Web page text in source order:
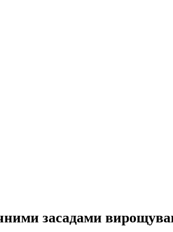
засадами